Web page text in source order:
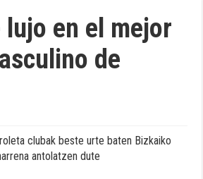
lujo en el mejor
de
clubak beste urte baten Bizkaiko
antolatzen dute